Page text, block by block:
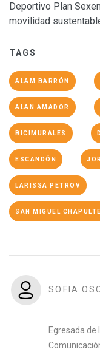
Deportivo Plan
movilidad
TAGS
ALAM BARRÓN
ALAN AMADOR
BICIMURALES
ESCANDÓN
LARISSA PETROV
SAN MIGUEL
SOFIA
Egresada de